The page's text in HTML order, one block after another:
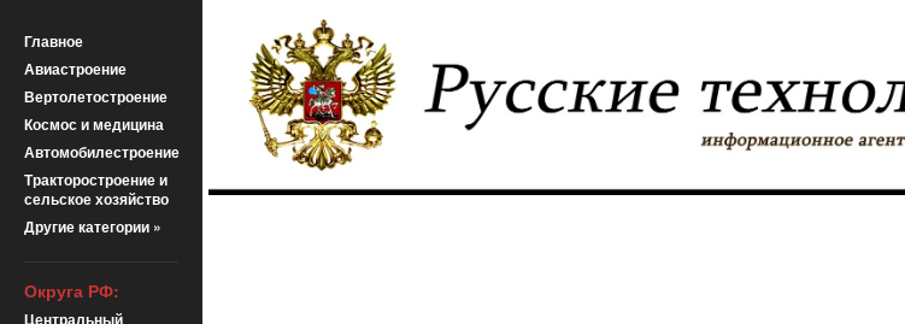
Главное
Авиастроение
Вертолетостроение
Космос и медицина
Автомобилестроение
Тракторостроение и
сельское хозяйство
Другие категории »
Округа РФ:
Центральный